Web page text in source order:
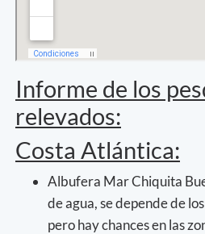
Informe de los
relevados:
Costa Atlántica:
Albufera Mar Chiquita
de agua, se depende de
pero hay chances en las